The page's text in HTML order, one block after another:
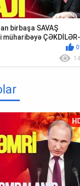
birbaşa SAVAŞ
müharibəyə ÇƏKDİLƏR-